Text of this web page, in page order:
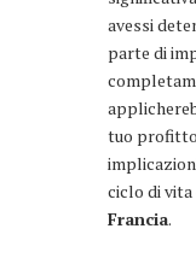
avessi
parte di
tuo profitto
ciclo di
Francia.